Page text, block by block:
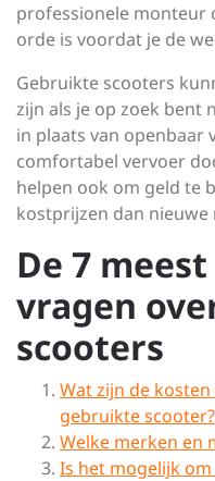
professionele monteur
orde is voordat je de
Gebruikte scooters
zijn als je op zoek bent
in plaats van openbaar
comfortabel vervoer
helpen ook om geld te
kostprijzen dan nieuwe
De 7
vragen
scooters
Wat zijn de
gebruikte scooter?
Welke merken en
Is het mogelijk